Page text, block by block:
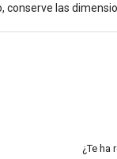
conserve las
¿Te ha